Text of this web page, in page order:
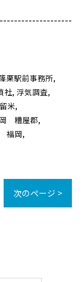
栗駅前事務所
社 浮気調査
米
糟屋郡
福岡
次のページ >